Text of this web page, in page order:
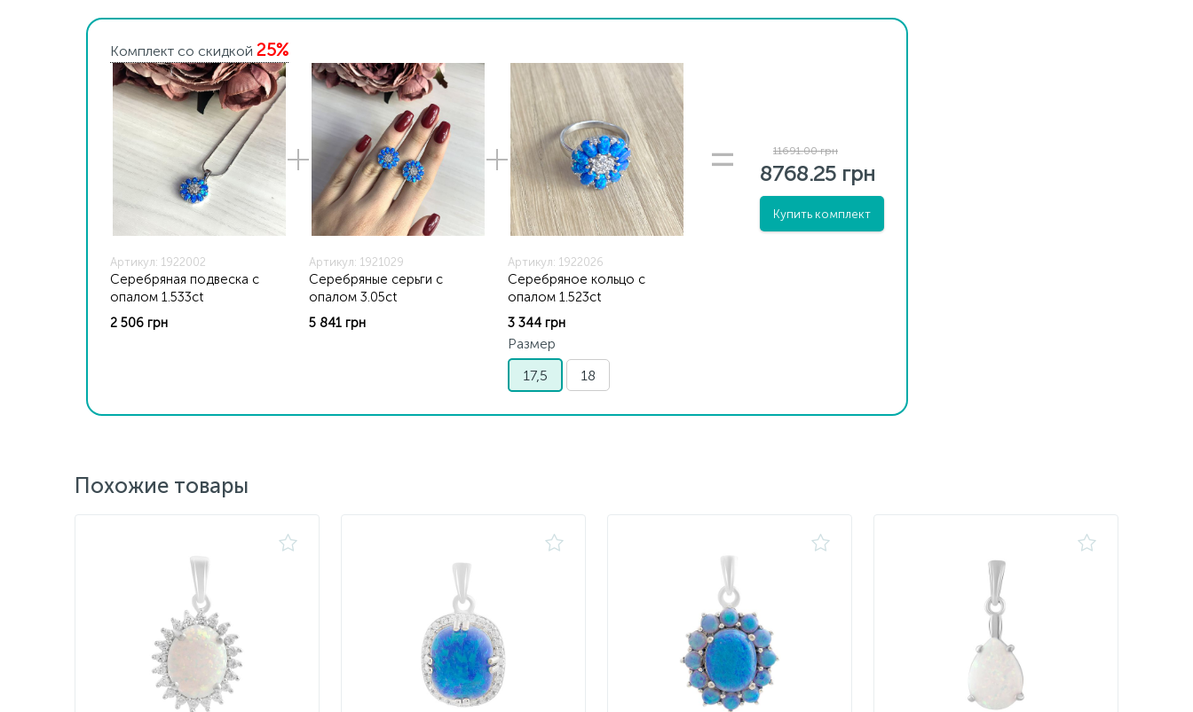
Комплект со скидкой 25%
Артикул: 1922002
Серебряная подвеска с
опалом 1.533ct
2 506 грн
Артикул: 1921029
Серебряные серьги с
опалом 3.05ct
5 841 грн
Артикул: 1922026
Серебряное кольцо с
опалом 1.523ct
3 344 грн
Размер
17,5
18
11691.00 грн
8768.25 грн
Купить комплект
Похожие товары